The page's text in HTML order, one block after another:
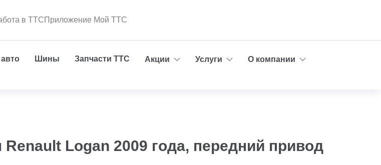
в ТТСПриложение Мой ТТС
Шины Запчасти ТТС Акции Услуги
О компании
Logan 2009 года, передний привод